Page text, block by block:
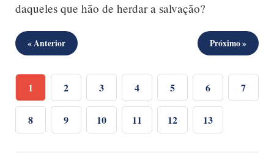
daqueles que hão de herdar a salvação?
« Anterior Próximo »
1 2 3 4 5 6 7
8 9 10 11 12 13